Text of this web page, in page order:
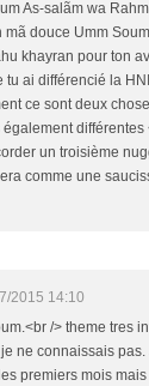
As-salãm wa
mã douce Umm
khayran pour ton
tu ai différencié la
ce sont deux
différentes
un troisième
comme une
2015 14:10
/> theme tres
ne connaissais
premiers mois